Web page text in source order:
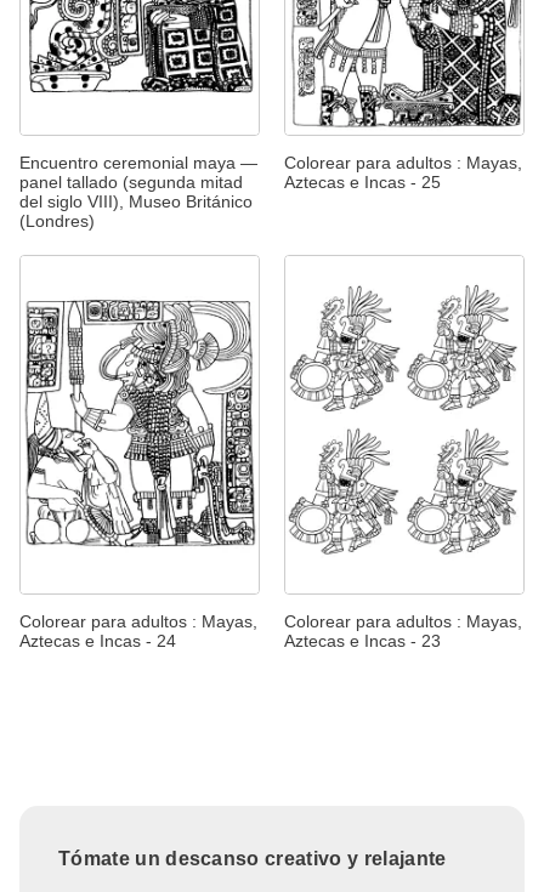
Encuentro ceremonial maya —
panel tallado (segunda mitad
del siglo VIII), Museo Británico
(Londres)
Colorear para adultos : Mayas,
Aztecas e Incas - 25
Colorear para adultos : Mayas,
Aztecas e Incas - 24
Colorear para adultos : Mayas,
Aztecas e Incas - 23
Tómate un descanso creativo y relajante